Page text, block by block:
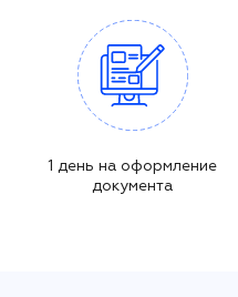
1 день на оформление
документа